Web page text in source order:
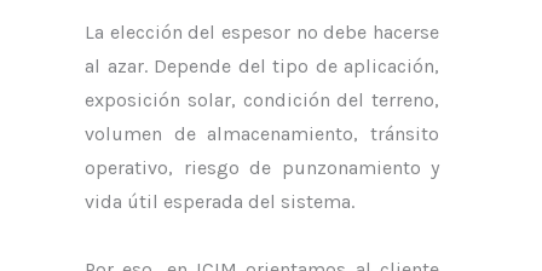
La elección del espesor no debe hacerse
al azar. Depende del tipo de aplicación,
exposición solar, condición del terreno,
volumen de almacenamiento, tránsito
operativo, riesgo de punzonamiento y
vida útil esperada del sistema.